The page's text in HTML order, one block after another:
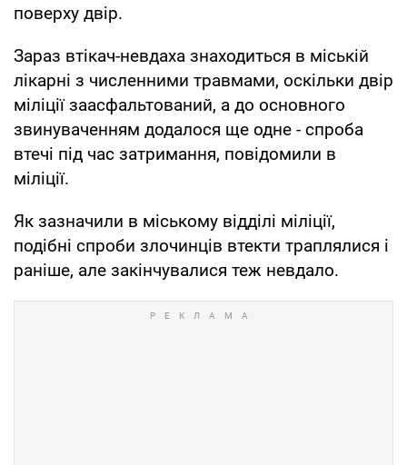
поверху двір.
Зараз втікач-невдаха знаходиться в міській
лікарні з численними травмами, оскільки двір
міліції заасфальтований, а до основного
звинуваченням додалося ще одне - спроба
втечі під час затримання, повідомили в
міліції.
Як зазначили в міському відділі міліції,
подібні спроби злочинців втекти траплялися і
раніше, але закінчувалися теж невдало.